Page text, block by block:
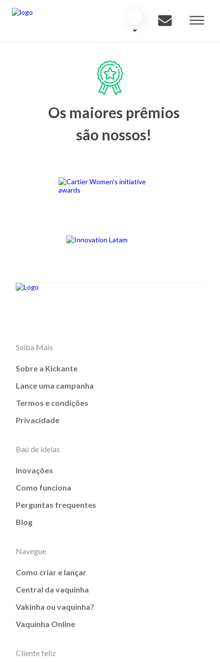
Os maiores prêmios
são nossos!
Saiba Mais
Sobre a Kickante
Lance uma campanha
Termos e condições
Privacidade
Baú de ideias
Inovações
Como funciona
Perguntas frequentes
Blog
Navegue
Como criar e lançar
Central da vaquinha
Vakinha ou vaquinha?
Vaquinha Online
Cliente feliz